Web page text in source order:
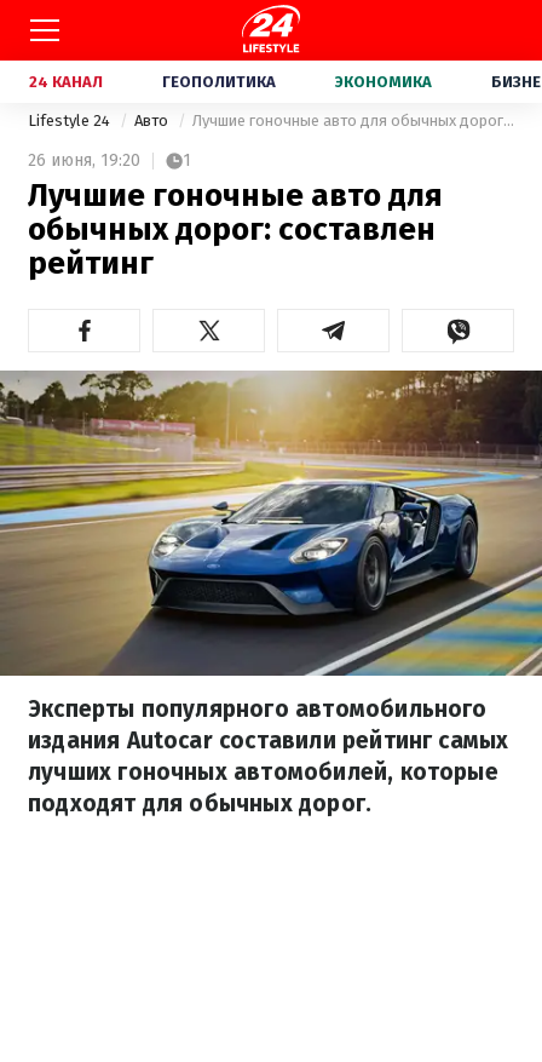
24 КАНАЛ ГЕОПОЛИТИКА ЭКОНОМИКА
Lifestyle 24 Авто Лучшие гоночные авто для обычных дорог: составлен рейтинг
26 июня, 19:20 1
Лучшие гоночные авто для
обычных дорог: составлен
рейтинг
Эксперты популярного автомобильного
издания Autocar составили рейтинг самых
лучших гоночных автомобилей, которые
подходят для обычных дорог.